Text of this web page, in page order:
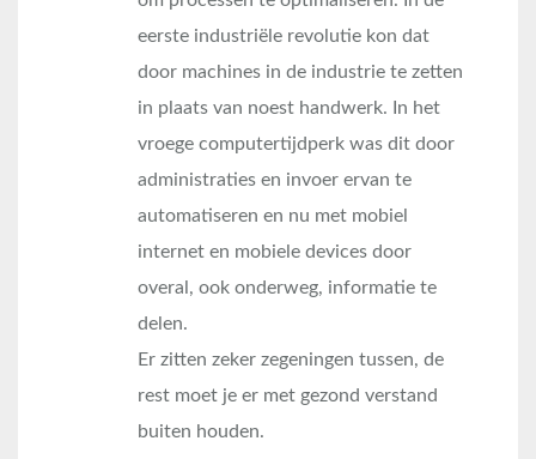
eerste industriële revolutie kon dat
door machines in de industrie te zetten
in plaats van noest handwerk. In het
vroege computertijdperk was dit door
administraties en invoer ervan te
automatiseren en nu met mobiel
internet en mobiele devices door
overal, ook onderweg, informatie te
delen.
Er zitten zeker zegeningen tussen, de
rest moet je er met gezond verstand
buiten houden.